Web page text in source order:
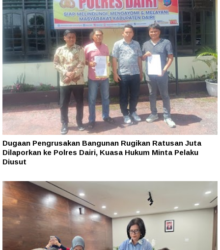
Dugaan Pengrusakan Bangunan Rugikan Ratusan Juta
Dilaporkan ke Polres Dairi, Kuasa Hukum Minta Pelaku
Diusut